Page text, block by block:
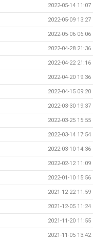
2022-05-14 11:07
2022-05-09 13:27
2022-05-06 06:06
2022-04-28 21:36
2022-04-22 21:16
2022-04-20 19:36
2022-04-15 09:20
2022-03-30 19:37
2022-03-25 15:55
2022-03-14 17:54
2022-03-10 14:36
2022-02-12 11:09
2022-01-10 15:56
2021-12-22 11:59
2021-12-05 11:24
2021-11-20 11:55
2021-11-05 13:42